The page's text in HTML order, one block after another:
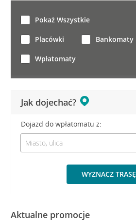
Jak dojechać?
Dojazd do wpłatomatu z:
WYZNACZ TRASĘ
Pokaż Wszystkie
Placówki Bankomaty
Wpłatomaty
Aktualne promocje